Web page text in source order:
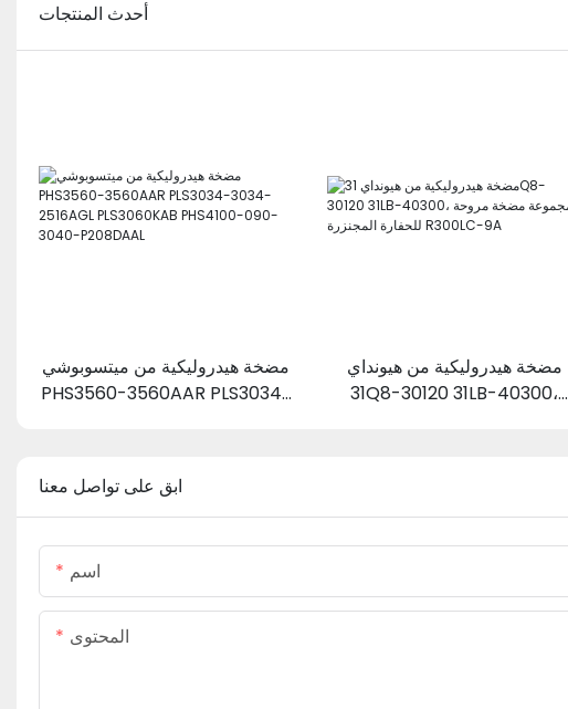
أحدث المنتجات
مضخة هيدروليكية من ميتسوبوشي
PHS3560-3560AAR PLS3034-
P208DAAL
مضخة هيدروليكية من هيونداي
31Q8-30120 31LB-40300،
ابق على تواصل معنا
اسم
المحتوى